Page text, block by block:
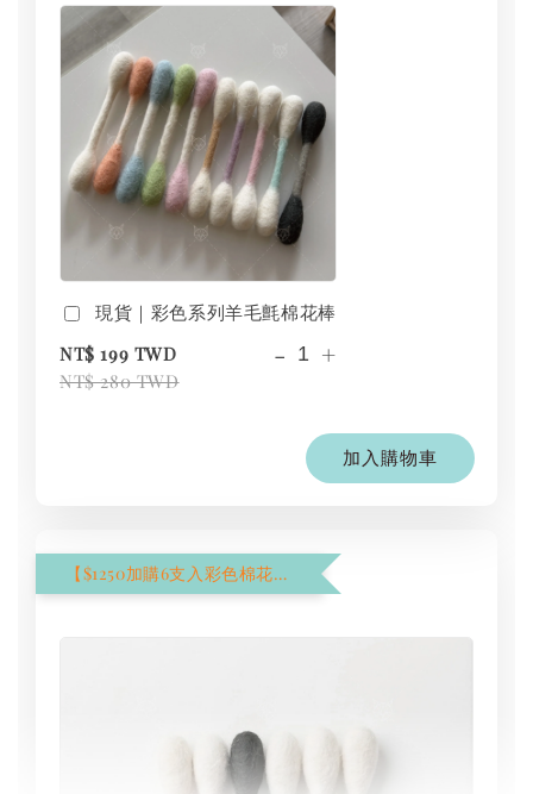
現貨｜彩色系列羊毛氈棉花棒
NT$ 199 TWD
NT$ 280 TWD
- +
加入購物車
【$1250加購6支入彩色棉花棒】